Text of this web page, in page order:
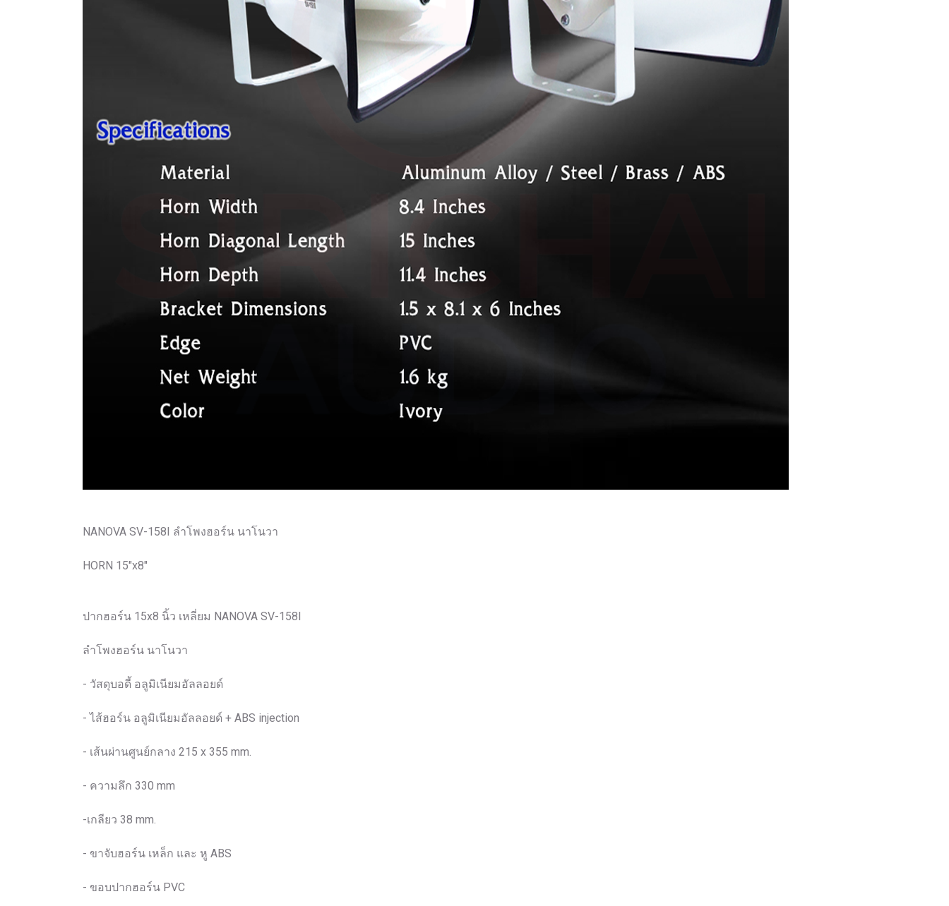
NANOVA SV-158I ลำโพงฮอร์น นาโนวา
HORN 15"x8"
ปากฮอร์น 15x8 นิ้ว เหลี่ยม NANOVA SV-158I
ลำโพงฮอร์น นาโนวา
- วัสดุบอดี้ อลูมิเนียมอัลลอยด์
- ไส้ฮอร์น อลูมิเนียมอัลลอยด์ + ABS injection
- เส้นผ่านศูนย์กลาง 215 x 355 mm.
- ความลึก 330 mm
-เกลียว 38 mm.
- ขาจับฮอร์น เหล็ก และ หู ABS
- ขอบปากฮอร์น PVC